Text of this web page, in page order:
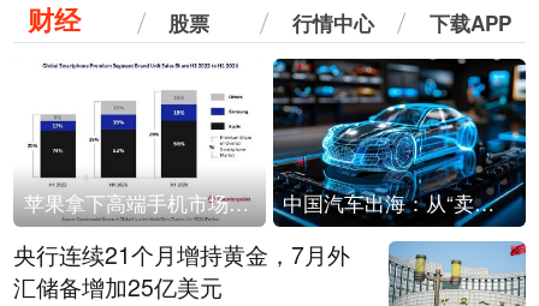
财经 股票 行情中心 下载APP
苹果拿下高端手机市场65%的份额：iPhone 17系列功不可没 中国汽车出海：从“卖出去”到“走进去”
央行连续21个月增持黄金，7月外
汇储备增加25亿美元